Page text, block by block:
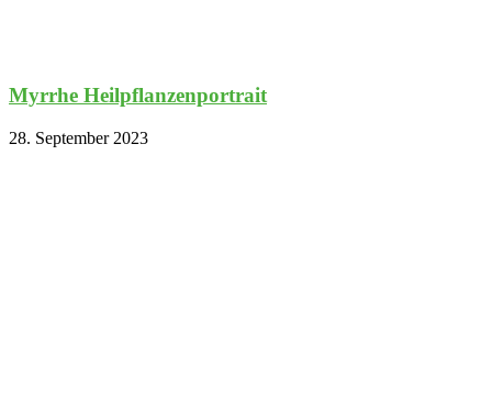
Myrrhe Heilpflanzenportrait
28. September 2023